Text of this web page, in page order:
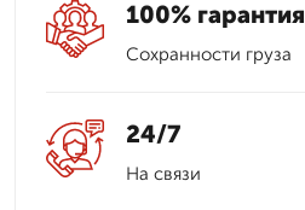
100% гарантия
Сохранности груза
24/7
На связи